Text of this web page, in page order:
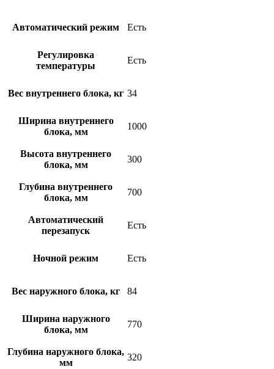
Автоматический режим Есть
Регулировка
температуры
Есть
Вес внутреннего блока, кг 34
Ширина внутреннего
блока, мм
1000
Высота внутреннего
блока, мм
300
Глубина внутреннего
блока, мм
700
Автоматический
перезапуск
Есть
Ночной режим Есть
Вес наружного блока, кг 84
Ширина наружного
блока, мм
770
Глубина наружного блока,
мм
320